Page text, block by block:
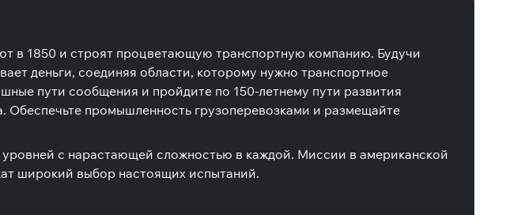
в 1850 и строят процветающую транспортную компанию. Будучи
деньги, соединяя области, которому нужно транспортное
пути сообщения и пройдите по 150-летнему пути развития
Обеспечьте промышленность грузоперевозками и размещайте
с нарастающей сложностью в каждой. Миссии в американской
широкий выбор настоящих испытаний.